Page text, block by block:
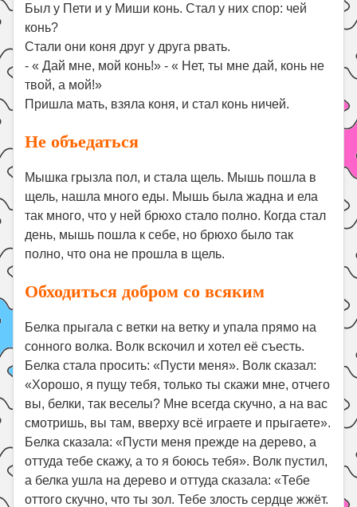
Был у Пети и у Миши конь. Стал у них спор: чей
конь?
Стали они коня друг у друга рвать.
- « Дай мне, мой конь!» - « Нет, ты мне дай, конь не
твой, а мой!»
Пришла мать, взяла коня, и стал конь ничей.
Не объедаться
Мышка грызла пол, и стала щель. Мышь пошла в
щель, нашла много еды. Мышь была жадна и ела
так много, что у ней брюхо стало полно. Когда стал
день, мышь пошла к себе, но брюхо было так
полно, что она не прошла в щель.
Обходиться добром со всяким
Белка прыгала с ветки на ветку и упала прямо на
сонного волка. Волк вскочил и хотел её съесть.
Белка стала просить: «Пусти меня». Волк сказал:
«Хорошо, я пущу тебя, только ты скажи мне, отчего
вы, белки, так веселы? Мне всегда скучно, а на вас
смотришь, вы там, вверху всё играете и прыгаете».
Белка сказала: «Пусти меня прежде на дерево, а
оттуда тебе скажу, а то я боюсь тебя». Волк пустил,
а белка ушла на дерево и оттуда сказала: «Тебе
оттого скучно, что ты зол. Тебе злость сердце жжёт.